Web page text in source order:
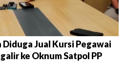
Diduga Jual Kursi Pegawai
ke Oknum Satpol PP